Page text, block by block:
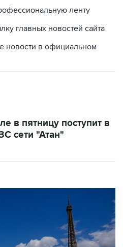
ленту
главных новостей сайта
новости в официальном
в пятницу поступит в
сети "Атан"